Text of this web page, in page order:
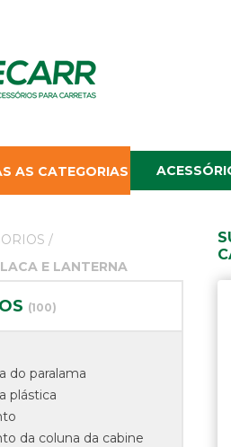
AS CATEGORIAS
/
E LANTERNA
(100)
do paralama
plástica
da coluna da cabine